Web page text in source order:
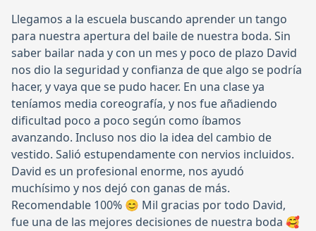
Llegamos a la escuela buscando aprender un tango
para nuestra apertura del baile de nuestra boda. Sin
saber bailar nada y con un mes y poco de plazo David
nos dio la seguridad y confianza de que algo se podría
hacer, y vaya que se pudo hacer. En una clase ya
teníamos media coreografía, y nos fue añadiendo
dificultad poco a poco según como íbamos
avanzando. Incluso nos dio la idea del cambio de
vestido. Salió estupendamente con nervios incluidos.
David es un profesional enorme, nos ayudó
muchísimo y nos dejó con ganas de más.
Recomendable 100% 😊 Mil gracias por todo David,
fue una de las mejores decisiones de nuestra boda 🥰